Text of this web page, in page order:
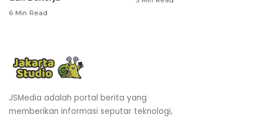
6 Min Read
JSMedia adalah portal berita yang
memberikan informasi seputar teknologi,